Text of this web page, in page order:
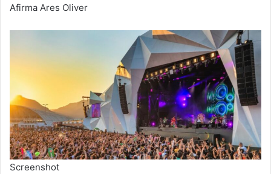
Afirma Ares Oliver
Screenshot